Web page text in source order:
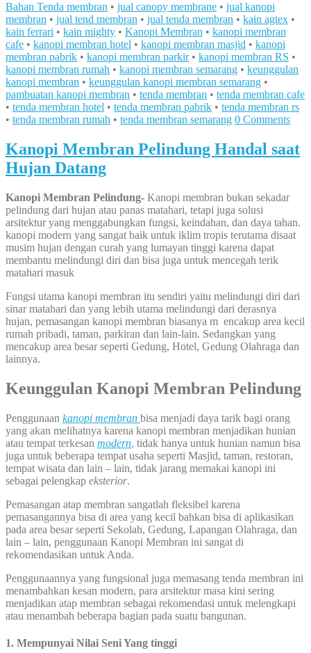
Bahan Tenda membran • jual canopy membrane • jual kanopi
membran • jual tend membran • jual tenda membran • kain agtex •
kain ferrari • kain mighty • Kanopi Membran • kanopi membran
cafe • kanopi membran hotel • kanopi membran masjid • kanopi
membran pabrik • kanopi membran parkir• kanopi membran RS •
kanopi membran rumah • kanopi membran semarang • keunggulan
kanopi membran • keunggulan kanopi membran semarang •
pambuatan kanopi membran • tenda membran • tenda membran cafe
• tenda membran hotel • tenda membran pabrik • tenda membran rs
• tenda membran rumah • tenda membran semarang 0 Comments
Kanopi Membran Pelindung Handal saat
Hujan Datang
Kanopi Membran Pelindung- Kanopi membran bukan sekadar
pelindung dari hujan atau panas matahari, tetapi juga solusi
arsitektur yang menggabungkan fungsi, keindahan, dan daya tahan.
kanopi modern yang sangat baik untuk iklim tropis terutama disaat
musim hujan dengan curah yang lumayan tinggi karena dapat
membantu melindungi diri dan bisa juga untuk mencegah terik
matahari masuk
Fungsi utama kanopi membran itu sendiri yaitu melindungi diri dari
sinar matahari dan yang lebih utama melindungi dari derasnya
hujan, pemasangan kanopi membran biasanya m encakup area kecil
rumah pribadi, taman, parkiran dan lain-lain. Sedangkan yang
mencakup area besar seperti Gedung, Hotel, Gedung Olahraga dan
lainnya.
Keunggulan Kanopi Membran Pelindung
Penggunaan kanopi membran bisa menjadi daya tarik bagi orang
yang akan melihatnya karena kanopi membran menjadikan hunian
atau tempat terkesan modern, tidak hanya untuk hunian namun bisa
juga untuk beberapa tempat usaha seperti Masjid, taman, restoran,
tempat wisata dan lain – lain, tidak jarang memakai kanopi ini
sebagai pelengkap eksterior.
Pemasangan atap membran sangatlah fleksibel karena
pemasangannya bisa di area yang kecil bahkan bisa di aplikasikan
pada area besar seperti Sekolah, Gedung, Lapangan Olahraga, dan
lain – lain, penggunaan Kanopi Membran ini sangat di
rekomendasikan untuk Anda.
Penggunaannya yang fungsional juga memasang tenda membran ini
menambahkan kesan modern, para arsitektur masa kini sering
menjadikan atap membran sebagai rekomendasi untuk melengkapi
atau menambah beberapa bagian pada suatu bangunan.
1. Mempunyai Nilai Seni Yang tinggi